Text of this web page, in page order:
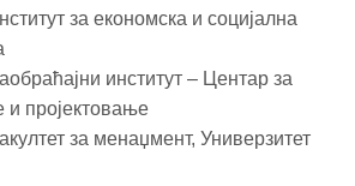
за економска и социјална
институт – Центар за
пројектовање
за менаџмент, Универзитет